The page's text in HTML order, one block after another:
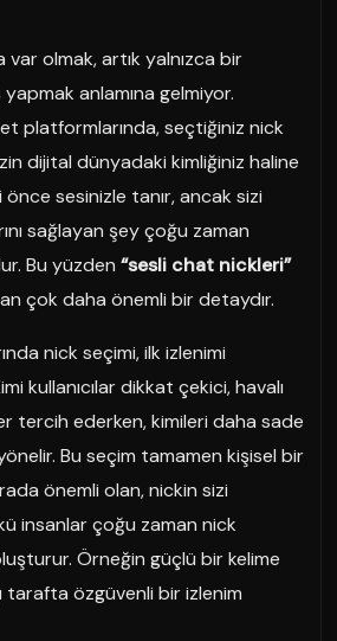
olmak, artık yalnızca bir
yapmak anlamına gelmiyor.
platformlarında, seçtiğiniz nick
dijital dünyadaki kimliğiniz haline
sesinizle tanır, ancak sizi
sağlayan şey çoğu zaman
Bu yüzden “sesli chat nickleri”
çok daha önemli bir detaydır.
nick seçimi, ilk izlenimi
kullanıcılar dikkat çekici, havalı
tercih ederken, kimileri daha sade
Bu seçim tamamen kişisel bir
önemli olan, nickin sizi
insanlar çoğu zaman nick
Örneğin güçlü bir kelime
tarafta özgüvenli bir izlenim